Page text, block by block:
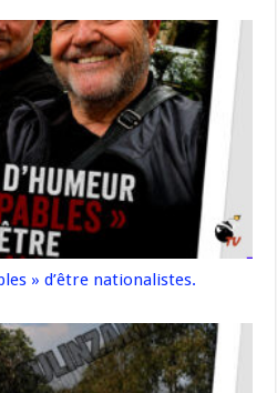
» d’être nationalistes.